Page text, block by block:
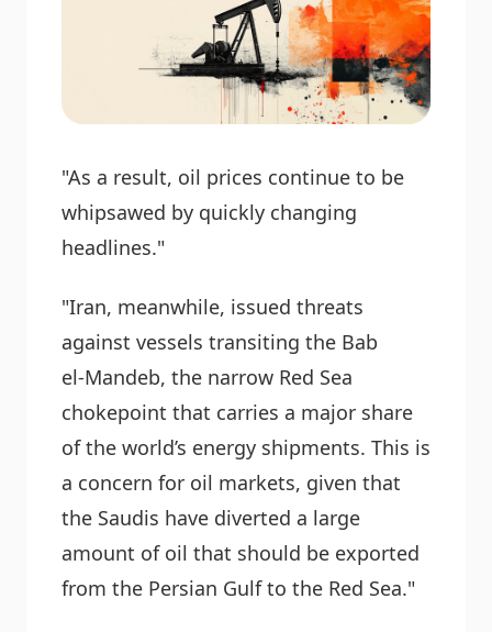
"As a result, oil prices continue to be
whipsawed by quickly changing
headlines."
"Iran, meanwhile, issued threats
against vessels transiting the Bab
el‑Mandeb, the narrow Red Sea
chokepoint that carries a major share
of the world’s energy shipments. This is
a concern for oil markets, given that
the Saudis have diverted a large
amount of oil that should be exported
from the Persian Gulf to the Red Sea."